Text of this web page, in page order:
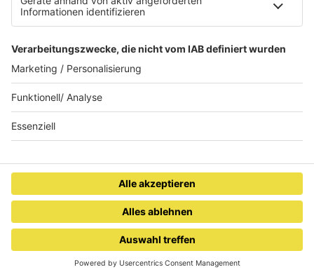
Internet ohne Telefon-
Highspeed-Internet ohne
mittlerweile auch in
Deutschland erhältlich?
Pflegeprodukte das Haar
langfristig unterstützen
RADIO SALÜ
Saarlands bester Musikmix